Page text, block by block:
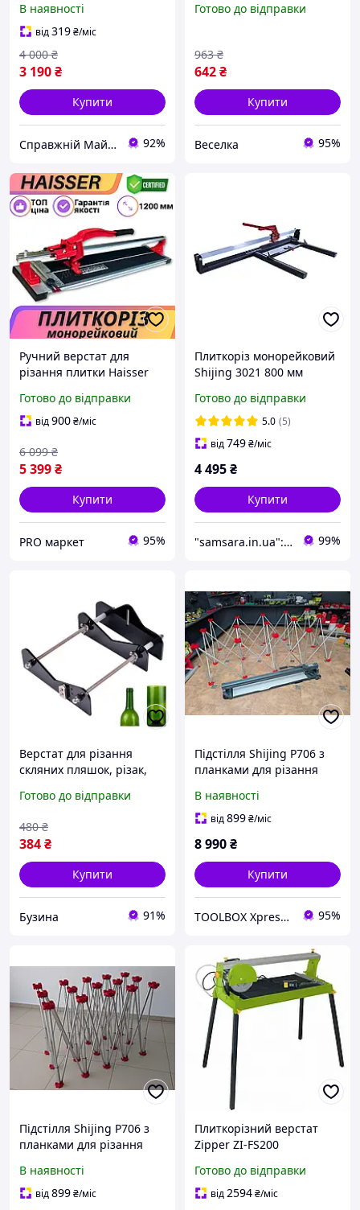
оздоблювальних робіт
товщина різа до 12 мм
В наявності
від319₴/міс
3 190₴
4 000 ₴
Купити
Справжній Майстер 92%
довжиною та діаметром
Готово до відправки
642₴
963 ₴
Купити
Веселка 95%
Ручний верстат для
різання плитки Haisser
1200 мм Верстат для
кахельної плитки
підшипниках
Готово до відправки
від900₴/міс
5 399₴
6 099 ₴
Купити
PRO маркет 95%
Плиткоріз монорейковий
Shijing 3021 800 мм
для різання плитки
Ручний плиткоріз
Готово до відправки
5.0 (5)
від749₴/міс
4 495₴
Купити
"samsara.in.ua": Інтернет-магазин інструментів, садової та побутової техніки 99%
Верстат для різання
скляних пляшок, різак,
buzyna
Готово до відправки
384₴
480 ₴
Купити
Бузина 91%
Підстілля Shijing P706 з
планками для різання
В наявності
від899₴/міс
8 990₴
Купити
TOOLBOX Xpress BuyAndWork 95%
Підстілля Shijing P706 з
планками для різання
(2300×1190 мм)
В наявності
від899₴/міс
Плиткорізний верстат
Zipper ZI-FS200
Вт мокре сухе різання для
плитки
Готово до відправки
від2594₴/міс